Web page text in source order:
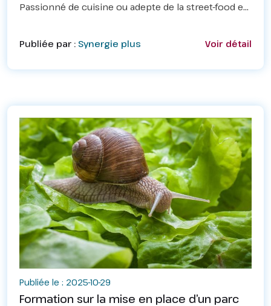
Passionné de cuisine ou adepte de la street-food et
les challenges, les saveurs rares, la bonne b...
Publiée par : Synergie plus Voir détail
Publiée le : 2025-10-29
Formation sur la mise en place d’un parc